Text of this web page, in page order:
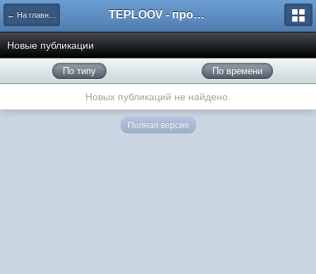
← На главную TEPLOOV - программный комплекс для расчёта систем отопления и вентиляции
Новые публикации
По типу По времени
Новых публикаций не найдено.
Полная версия